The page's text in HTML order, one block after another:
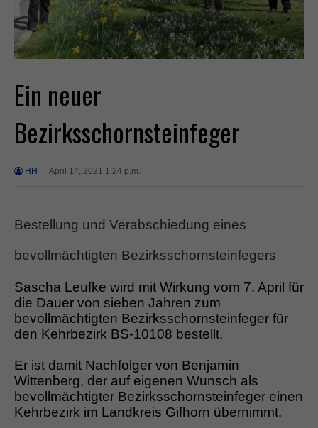
Ein neuer
Bezirksschornsteinfeger
HH April 14, 2021 1:24 p.m.
Bestellung und Verabschiedung eines
bevollmächtigten Bezirksschornsteinfegers
Sascha Leufke wird mit Wirkung vom 7. April für
die Dauer von sieben Jahren zum
bevollmächtigten Bezirksschornsteinfeger für
den Kehrbezirk BS-10108 bestellt.
Er ist damit Nachfolger von Benjamin
Wittenberg, der auf eigenen Wunsch als
bevollmächtigter Bezirksschornsteinfeger einen
Kehrbezirk im Landkreis Gifhorn übernimmt.